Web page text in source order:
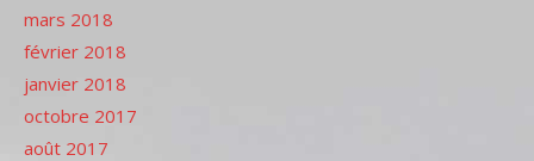
mars 2018
février 2018
janvier 2018
octobre 2017
août 2017